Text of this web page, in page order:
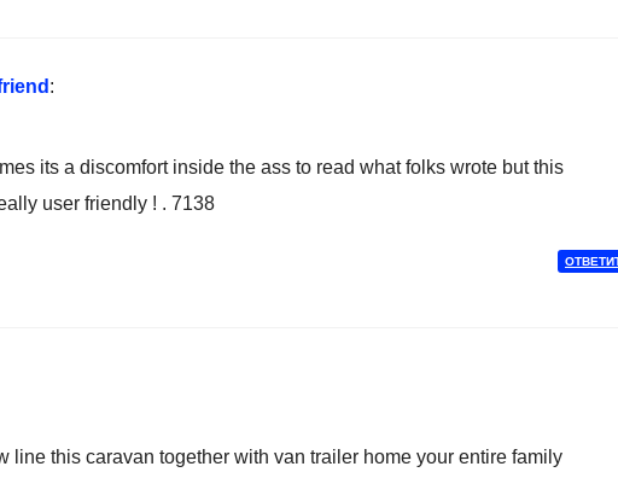
:
its a discomfort inside the ass to read what folks wrote but this
user friendly ! . 7138
line this caravan together with van trailer home your entire family